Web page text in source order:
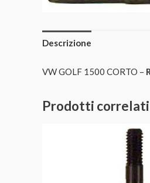
Descrizione
VW GOLF 1500 CORTO –
Prodotti correlati